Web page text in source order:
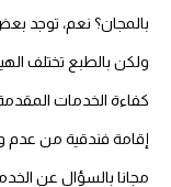
بالمجان؟ نعم، توجد بعض
ولكن بالطبع تختلف
كفاءة الخدمات المقدمة
إقامة فندقية من عدم
مجانا بالسؤال عن